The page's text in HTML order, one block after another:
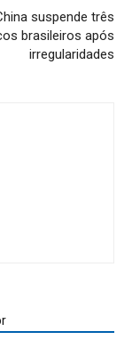
suspende três
brasileiros após
irregularidades